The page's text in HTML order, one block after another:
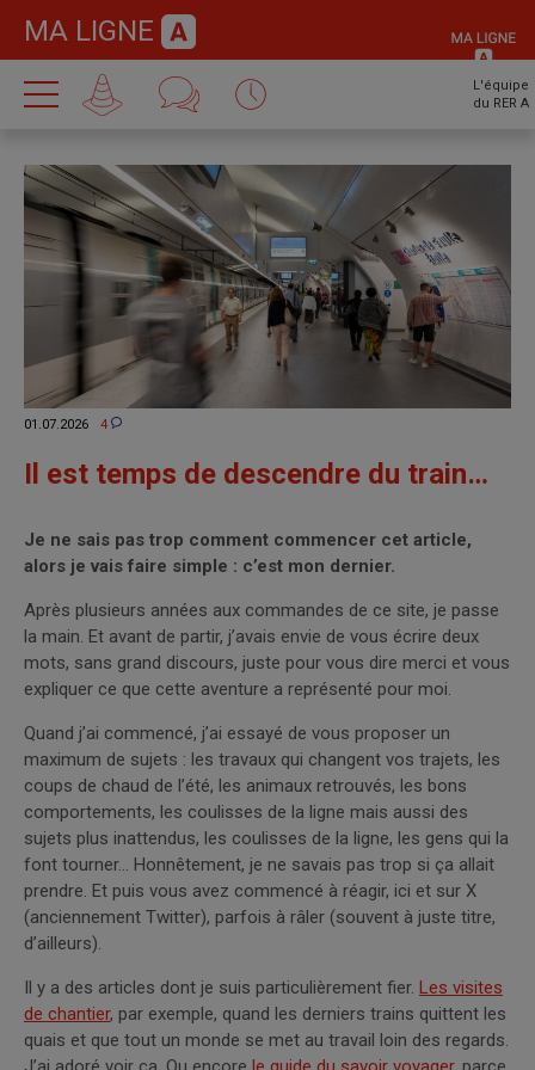
MA LIGNE
L'équipe
du RER A
01.07.2026 4
Il est temps de descendre du train…
Je ne sais pas trop comment commencer cet article,
alors je vais faire simple : c’est mon dernier.
Après plusieurs années aux commandes de ce site, je passe
la main. Et avant de partir, j’avais envie de vous écrire deux
mots, sans grand discours, juste pour vous dire merci et vous
expliquer ce que cette aventure a représenté pour moi.
Quand j’ai commencé, j’ai essayé de vous proposer un
maximum de sujets : les travaux qui changent vos trajets, les
coups de chaud de l’été, les animaux retrouvés, les bons
comportements, les coulisses de la ligne mais aussi des
sujets plus inattendus, les coulisses de la ligne, les gens qui la
font tourner… Honnêtement, je ne savais pas trop si ça allait
prendre. Et puis vous avez commencé à réagir, ici et sur X
(anciennement Twitter), parfois à râler (souvent à juste titre,
d’ailleurs).
Il y a des articles dont je suis particulièrement fier. Les visites
de chantier, par exemple, quand les derniers trains quittent les
quais et que tout un monde se met au travail loin des regards.